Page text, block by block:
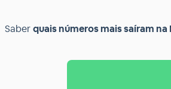
Saberquais números mais saíram na